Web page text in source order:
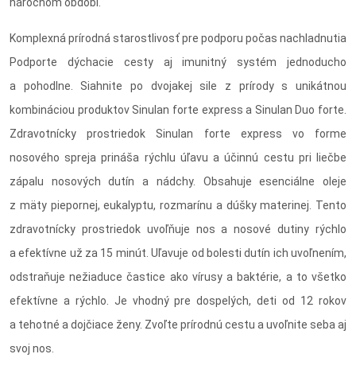
Komplexná prírodná starostlivosť pre podporu počas nachladnutia
Podporte dýchacie cesty aj imunitný systém jednoducho
a pohodlne. Siahnite po dvojakej sile z prírody s unikátnou
kombináciou produktov Sinulan forte express a Sinulan Duo forte.
Zdravotnícky prostriedok Sinulan forte express vo forme
nosového spreja prináša rýchlu úľavu a účinnú cestu pri liečbe
zápalu nosových dutín a nádchy. Obsahuje esenciálne oleje
z mäty piepornej, eukalyptu, rozmarínu a dúšky materinej. Tento
zdravotnícky prostriedok uvoľňuje nos a nosové dutiny rýchlo
a efektívne už za 15 minút. Uľavuje od bolesti dutín ich uvoľnením,
odstraňuje nežiaduce častice ako vírusy a baktérie, a to všetko
efektívne a rýchlo. Je vhodný pre dospelých, deti od 12 rokov
a tehotné a dojčiace ženy. Zvoľte prírodnú cestu a uvoľnite seba aj
svoj nos.